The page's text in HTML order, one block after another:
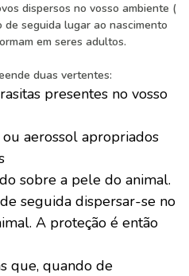
dispersos no vosso ambiente (
seguida lugar ao nascimento
em seres adultos.
duas vertentes:
presentes no vosso
aerossol apropriados
sobre a pele do animal.
seguida dispersar-se no
A proteção é então
que, quando de